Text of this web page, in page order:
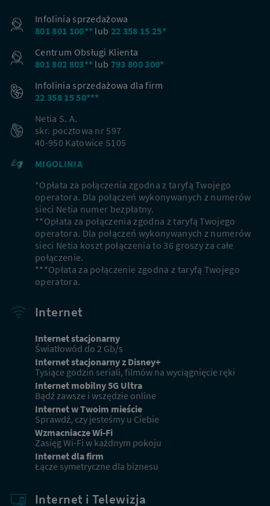
Infolinia sprzedażowa
801 801 100** lub 22 358 15 25*
Centrum Obsługi Klienta
801 802 803** lub 793 800 300*
Infolinia sprzedażowa dla firm
22 358 15 50***
Netia S. A.
skr. pocztowa nr 597
40-950 Katowice S105
MIGOLINIA
*Opłata za połączenia zgodna z taryfą Twojego
operatora. Dla połączeń wykonywanych z numerów
sieci Netia numer bezpłatny.
**Opłata za połączenia zgodna z taryfą Twojego
operatora. Dla połączeń wykonywanych z numerów
sieci Netia koszt połączenia to 36 groszy za całe
połączenie.
***Opłata za połączenie zgodna z taryfą Twojego
operatora.
Internet
Internet stacjonarny
Światłowód do 2 Gb/s
Internet stacjonarny z Disney+
Tysiące godzin seriali, filmów na wyciągnięcie ręki
Internet mobilny 5G Ultra
Bądź zawsze i wszędzie online
Internet w Twoim mieście
Sprawdź, czy jesteśmy u Ciebie
Wzmacniacze Wi-Fi
Zasięg Wi-Fi w każdnym pokoju
Internet dla firm
Łącze symetryczne dla biznesu
Internet i Telewizja